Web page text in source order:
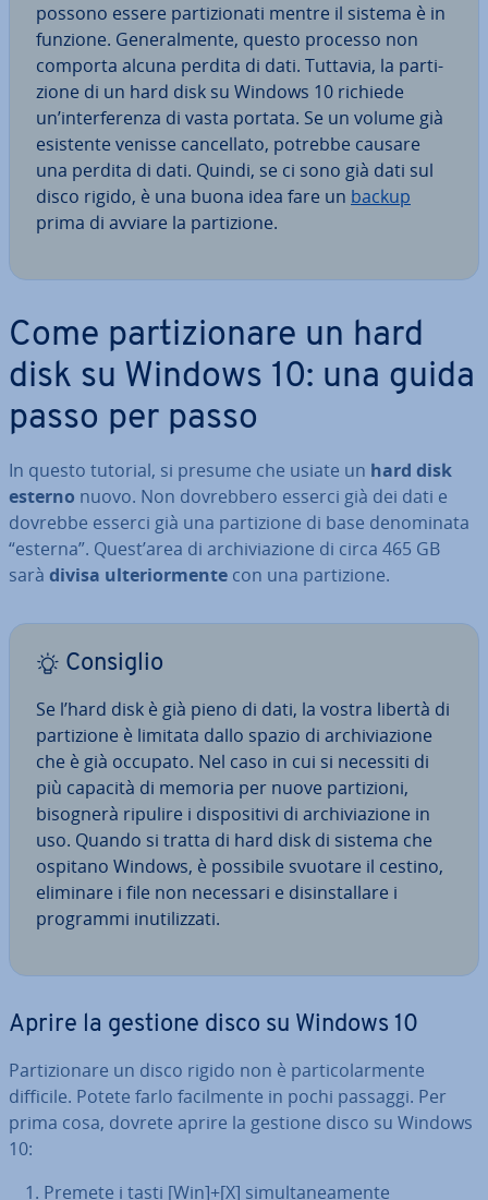
possono essere par­ti­zio­na­ti mentre il sistema è in
funzione. Ge­ne­ral­men­te, questo processo non
comporta alcuna perdita di dati. Tuttavia, la par­ti­
zio­ne di un hard disk su Windows 10 richiede
un’in­ter­fe­ren­za di vasta portata. Se un volume già
esistente venisse can­cel­la­to, potrebbe causare
una perdita di dati. Quindi, se ci sono già dati sul
disco rigido, è una buona idea fare un backup
prima di avviare la par­ti­zio­ne.
Come par­ti­zio­na­re un hard
disk su Windows 10: una guida
passo per passo
In questo tutorial, si presume che usiate un hard disk
esterno nuovo. Non do­vreb­be­ro esserci già dei dati e
dovrebbe esserci già una par­ti­zio­ne di base de­no­mi­na­ta
“esterna”. Quest’area di ar­chi­via­zio­ne di circa 465 GB
sarà divisa ul­te­rior­men­te con una par­ti­zio­ne.
Consiglio
Se l’hard disk è già pieno di dati, la vostra libertà di
par­ti­zio­ne è limitata dallo spazio di ar­chi­via­zio­ne
che è già occupato. Nel caso in cui si necessiti di
più capacità di memoria per nuove par­ti­zio­ni,
bisognerà ripulire i di­spo­si­ti­vi di ar­chi­via­zio­ne in
uso. Quando si tratta di hard disk di sistema che
ospitano Windows, è possibile svuotare il cestino,
eliminare i file non necessari e di­sin­stal­la­re i
programmi inu­ti­liz­za­ti.
Aprire la gestione disco su Windows 10
Par­ti­zio­na­re un disco rigido non è par­ti­co­lar­men­te
difficile. Potete farlo fa­cil­men­te in pochi passaggi. Per
prima cosa, dovrete aprire la gestione disco su Windows
10:
Premete i tasti [Win]+[X] si­mul­ta­nea­men­te